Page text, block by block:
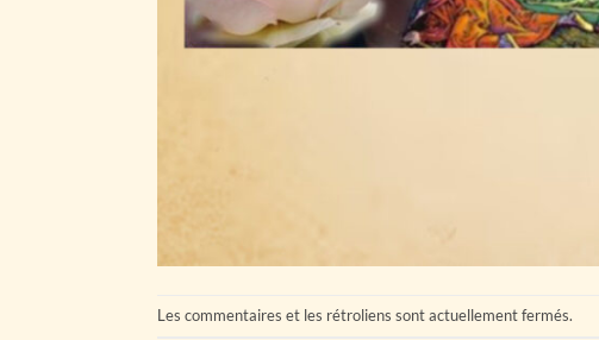
Les commentaires et les rétroliens sont actuellement fermés.